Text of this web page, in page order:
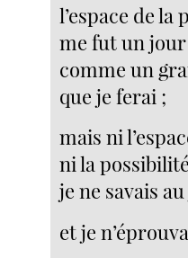
l’espace de la
me fut un
comme un
que je ferai ;
mais ni
ni la
je ne savais
et je